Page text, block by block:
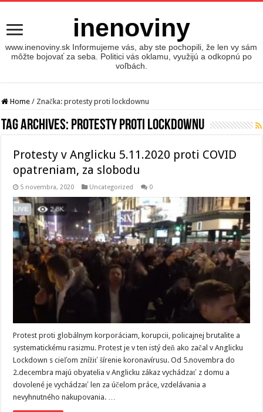
inenoviny
www.inenoviny.sk Informujeme vás, aby ste pochopili, že len vy sám
môžte bojovať za seba. Politici vás oklamu, využijú a odkopnú po
voľbách.
Home / Značka:protesty proti lockdownu
Tag Archives: protesty proti lockdownu
Protesty v Anglicku 5.11.2020 proti COVID
opatreniam, za slobodu
5 novembra, 2020 Uncategorized 0
Protest proti globálnym korporáciam, korupcii, policajnej brutalite a
systematickému rasizmu. Protest je v ten istý deň ako začal v Anglicku
Lockdown s cieľom znížiť šírenie koronavírusu. Od 5.novembra do
2.decembra majú obyatelia v Anglicku zákaz vychádzať z domu a
dovolené je vychádzať len za účelom práce, vzdelávania a
nevyhnutného nakupovania. …